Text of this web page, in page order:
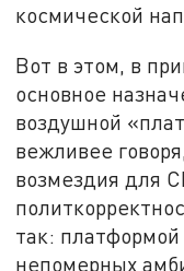
космической
Вот в этом, в
основное
воздушной
вежливее
возмездия для
так:
непомерных